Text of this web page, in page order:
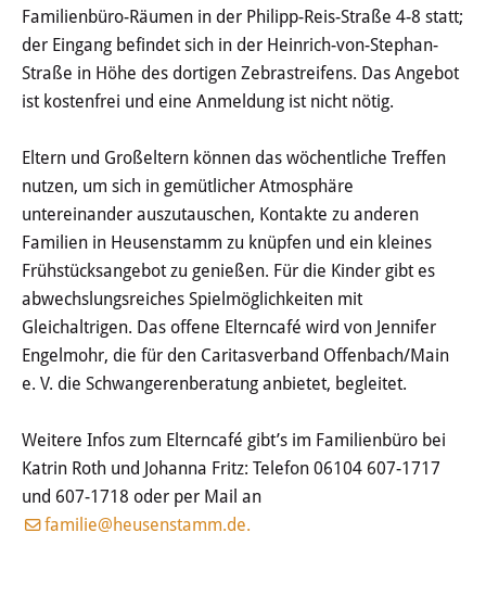
Familienbüro-Räumen in der Philipp-Reis-Straße 4-8 statt;
der Eingang befindet sich in der Heinrich-von-Stephan-
Straße in Höhe des dortigen Zebrastreifens. Das Angebot
ist kostenfrei und eine Anmeldung ist nicht nötig.
Eltern und Großeltern können das wöchentliche Treffen
nutzen, um sich in gemütlicher Atmosphäre
untereinander auszutauschen, Kontakte zu anderen
Familien in Heusenstamm zu knüpfen und ein kleines
Frühstücksangebot zu genießen. Für die Kinder gibt es
abwechslungsreiches Spielmöglichkeiten mit
Gleichaltrigen. Das offene Elterncafé wird von Jennifer
Engelmohr, die für den Caritasverband Offenbach/Main
e. V. die Schwangerenberatung anbietet, begleitet.
Weitere Infos zum Elterncafé gibt’s im Familienbüro bei
Katrin Roth und Johanna Fritz: Telefon 06104 607-1717
und 607-1718 oder per Mail an
familie@heusenstamm.de.
Tagesmütter und Tagesväter
Schulkindbetreuungen & Hort
Otto-Hahn-Schule 3 Freunde
Adalbert-Stifter-Schule
Schlossgespenster
Matthias-Claudius-Schule
Waldgeister
Jugend
Jugendzentrum